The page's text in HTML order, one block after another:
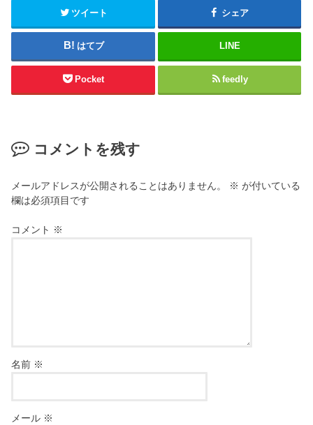
ツイート シェア
はてブ LINE
Pocket feedly
コメントを残す
メールアドレスが公開されることはありません。 ※ が付いている
欄は必須項目です
コメント ※
名前 ※
メール ※